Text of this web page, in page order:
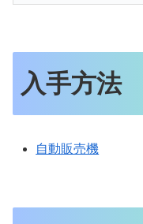
入手方法
自動販売機